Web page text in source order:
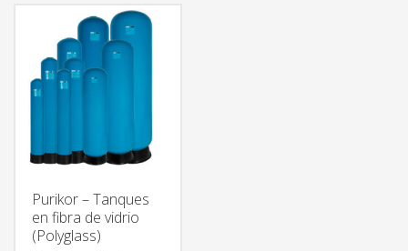
una precisión de 0.001
micrones que remueve
bacterias, metales
pesados, sales
minerales, sustancias
dañinas y otras
sustancias químicas
Purikor – Tanques
en fibra de vidrio
(Polyglass)